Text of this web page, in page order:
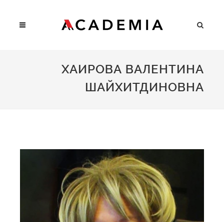
ХАИРОВА ВАЛЕНТИНА
ШАЙХИТДИНОВНА